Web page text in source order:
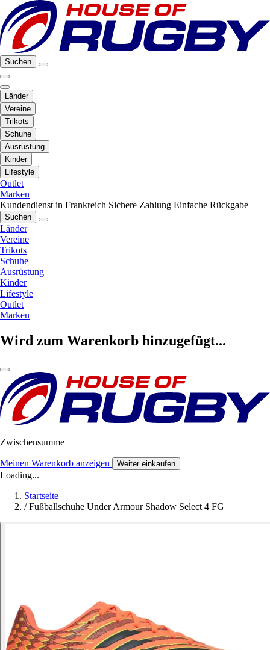
Suchen
Länder
Vereine
Trikots
Schuhe
Ausrüstung
Kinder
Lifestyle
Outlet
Marken
Kundendienst in Frankreich Sichere Zahlung Einfache Rückgabe
Suchen
Länder
Vereine
Trikots
Schuhe
Ausrüstung
Kinder
Lifestyle
Outlet
Marken
Wird zum Warenkorb hinzugefügt...
Zwischensumme
Meinen Warenkorb anzeigen Weiter einkaufen
Loading...
Startseite
/ Fußballschuhe Under Armour Shadow Select 4 FG